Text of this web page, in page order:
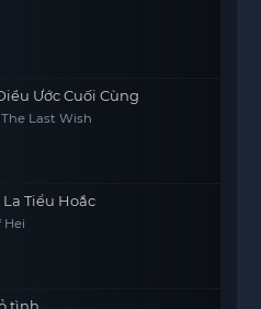
Ước Cuối Cùng
Last Wish
Tiểu Hoắc
Hei
tình